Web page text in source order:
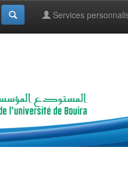
Services